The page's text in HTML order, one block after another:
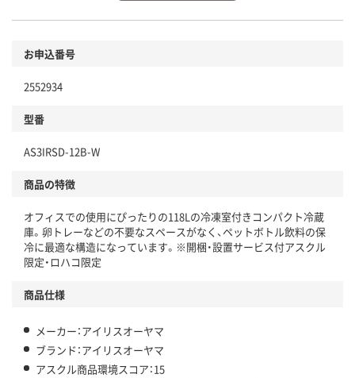
本体
仕組
この商品の環境配慮ポイントです。下記商品詳細「
アスクル商品環境スコア詳細／加点項目
」で確認できます。
お申込番号
2552934
型番
AS3IRSD-12B-W
商品の特徴
オフィスでの使用にぴったりの118Lの冷凍室付きコンパクト冷蔵
庫。卵トレーなどの不要なスペースがなく、ペットボトル飲料の保
冷に最適な構造になっています。※開梱・設置サービス付アスクル
限定・ロハコ限定
商品仕様
メーカー：アイリスオーヤマ
ブランド：アイリスオーヤマ
アスクル商品環境スコア：15